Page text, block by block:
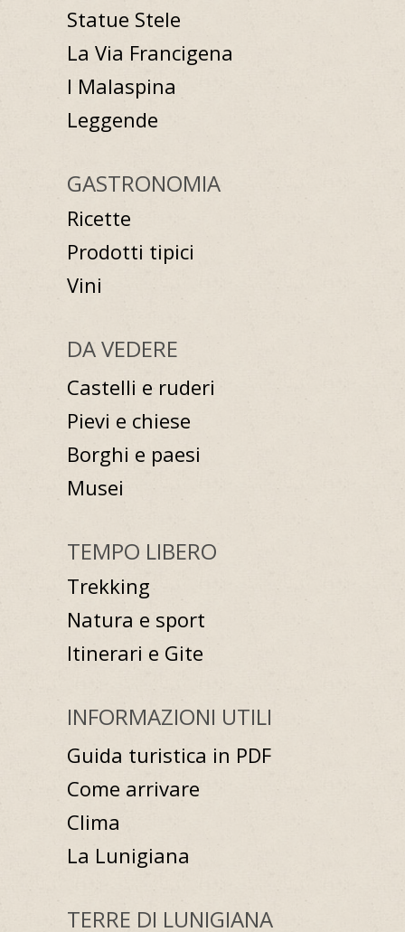
Statue Stele
La Via Francigena
I Malaspina
Leggende
GASTRONOMIA
Ricette
Prodotti tipici
Vini
DA VEDERE
Castelli e ruderi
Pievi e chiese
Borghi e paesi
Musei
TEMPO LIBERO
Trekking
Natura e sport
Itinerari e Gite
INFORMAZIONI UTILI
Guida turistica in PDF
Come arrivare
Clima
La Lunigiana
TERRE DI LUNIGIANA